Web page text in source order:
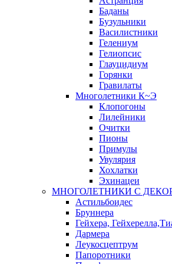
Баданы
Бузульники
Василистники
Гелениум
Гелиопсис
Глауцидиум
Горянки
Гравилаты
Многолетники К~Э
Клопогоны
Лилейники
Очитки
Пионы
Примулы
Увулярия
Хохлатки
Эхинацеи
МНОГОЛЕТНИКИ С
Астильбоидес
Бруннера
Гейхера,
Дармера
Леукосцептрум
Папоротники